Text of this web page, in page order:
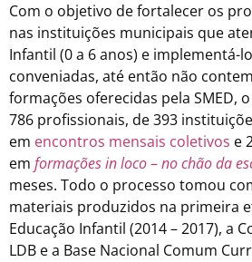
Com o objetivo de fortalecer os
nas instituições municipais que
Infantil (0 a 6 anos) e implementá-
conveniadas, até então não
formações oferecidas pela SMED,
786 profissionais, de 393
em encontros mensais coletivos e
em formações in loco–no chão da
meses. Todo o processo tomou
materiais produzidos na primeira
Educação Infantil (2014 – 2017), a
LDB e a Base Nacional Comum